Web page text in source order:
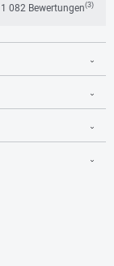
082 Bewertungen(3)